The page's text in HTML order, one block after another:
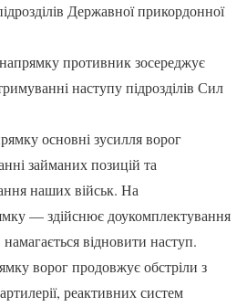
Державної прикордонної
противник зосереджує
наступу підрозділів Сил
основні зусилля ворог
займаних позицій та
наших військ. На
— здійснює доукомплектування
відновити наступ.
ворог продовжує обстріли з
реактивних систем